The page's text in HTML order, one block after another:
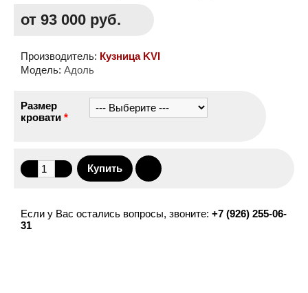
от 93 000 руб.
Производитель: Кузница KVI
Модель: Адоль
Размер
кровати *
Если у Вас остались вопросы, звоните: +7 (926) 255-06-
31